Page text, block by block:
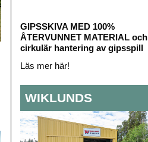
GIPSSKIVA MED 100%
ÅTERVUNNET MATERIAL och
cirkulär hantering av gipsspill
Läs mer här!
WIKLUNDS